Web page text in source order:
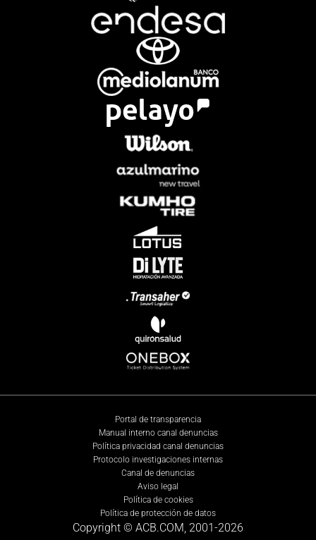
Portal de transparencia
Manual interno canal denuncias
Política privacidad canal denuncias
Protocolo investigaciones internas
Canal de denuncias
Aviso legal
Política de cookies
Política de protección de datos
Copyright © ACB.COM, 2001-2026